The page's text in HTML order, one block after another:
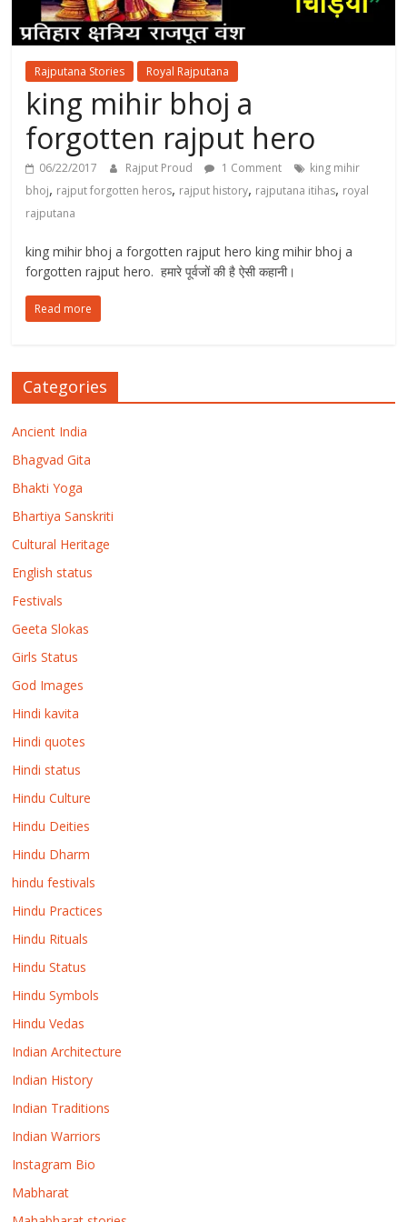
Rajputana Stories Royal Rajputana
king mihir bhoj a
forgotten rajput hero
06/22/2017 Rajput Proud 1 Comment
king mihir
bhoj, rajput forgotten heros, rajput history, rajputana itihas, royal
rajputana
king mihir bhoj a forgotten rajput hero king mihir bhoj a
forgotten rajput hero. हमारे पूर्वजों की है ऐसी कहानी।
Read more
Categories
Ancient India
Bhagvad Gita
Bhakti Yoga
Bhartiya Sanskriti
Cultural Heritage
English status
Festivals
Geeta Slokas
Girls Status
God Images
Hindi kavita
Hindi quotes
Hindi status
Hindu Culture
Hindu Deities
Hindu Dharm
hindu festivals
Hindu Practices
Hindu Rituals
Hindu Status
Hindu Symbols
Hindu Vedas
Indian Architecture
Indian History
Indian Traditions
Indian Warriors
Instagram Bio
Mabharat